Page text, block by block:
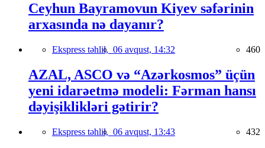
Ceyhun Bayramovun Kiyev səfərinin
arxasında nə dayanır?
Ekspress təhlil, 06 avqust, 14:32 460
AZAL, ASCO və “Azərkosmos” üçün
yeni idarəetmə modeli: Fərman hansı
dəyişiklikləri gətirir?
Ekspress təhlil, 06 avqust, 13:43 432